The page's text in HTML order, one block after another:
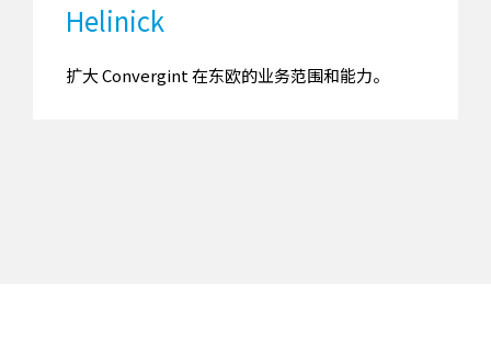
Helinick
扩大 Convergint 在东欧的业务范围和能力。